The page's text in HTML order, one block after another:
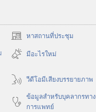
หาสถานที่ประชุม
(เปิด
หน้าต่าง
ใหม่)
มีอะไรใหม่
วีดีโอมีเสียงบรรยายภาพ
ข้อมูล​สำหรับ​บุคลากร​ทาง​
การ​แพทย์